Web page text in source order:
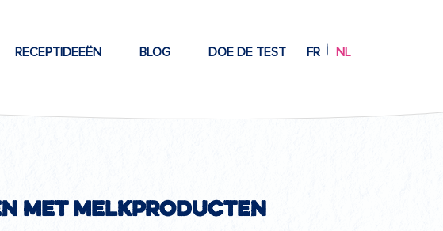
RECEPTIDEEËN BLOG DOE DE TEST FR NL
met melkproducten